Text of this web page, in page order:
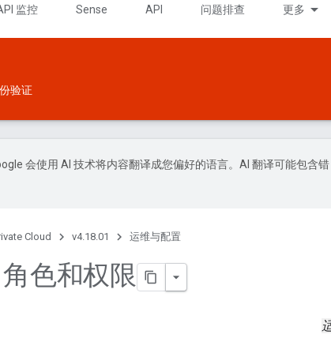
监控 Sense API 问题排查 更多
验证
会使用 AI 技术将内容翻译成您偏好的语言。AI 翻译可能包含错
Cloud v4.18.01 运维与配置
色和权限